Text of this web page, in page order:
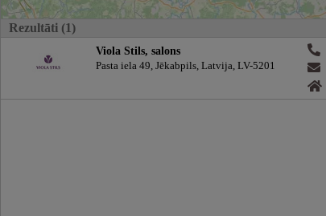
Rezultāti (1)
Viola Stils, salons
Pasta iela 49, Jēkabpils, Latvija, LV-5201